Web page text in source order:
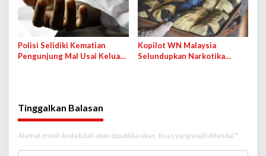
Polisi Selidiki Kematian
Pengunjung Mal Usai Keluar
Kopilot WN Malaysia
Selundupkan Narkotika
Tinggalkan Balasan
Alamat email Anda tidak akan dipublikasikan. Ruas yang wajib ditandai *